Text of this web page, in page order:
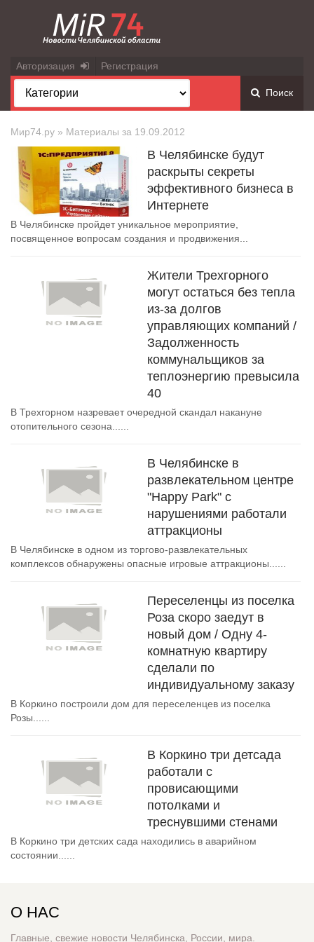
Авторизация Регистрация
Поиск
Мир74.ру » Материалы за 19.09.2012
В Челябинске будут
раскрыты секреты
эффективного бизнеса в
Интернете
В Челябинске пройдет уникальное мероприятие,
посвященное вопросам создания и продвижения...
Жители Трехгорного
могут остаться без тепла
из-за долгов
управляющих компаний /
Задолженность
коммунальщиков за
теплоэнергию превысила
40
В Трехгорном назревает очередной скандал накануне
отопительного сезона......
В Челябинске в
развлекательном центре
"Happy Park" с
нарушениями работали
аттракционы
В Челябинске в одном из торгово-развлекательных
комплексов обнаружены опасные игровые аттракционы......
Переселенцы из поселка
Роза скоро заедут в
новый дом / Одну 4-
комнатную квартиру
сделали по
индивидуальному заказу
В Коркино построили дом для переселенцев из поселка
Розы......
В Коркино три детсада
работали с
провисающими
потолками и
треснувшими стенами
В Коркино три детских сада находились в аварийном
состоянии......
О НАС
Главные, свежие новости Челябинска, России, мира.